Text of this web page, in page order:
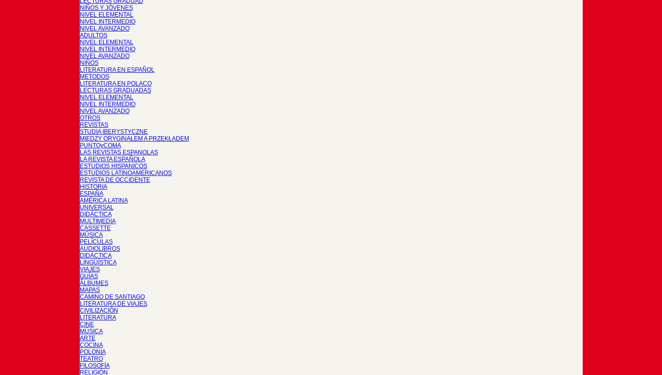
NIÑOS Y JÓVENES
NIVEL ELEMENTAL
NIVEL INTERMEDIO
NIVEL AVANZADO
ADULTOS
NIVEL ELEMENTAL
NIVEL INTERMEDIO
NIVEL AVANZADO
NIÑOS
LITERATURA EN ESPAÑOL
METODOS
LITERATURA EN POLACO
LECTURAS GRADUADAS
NIVEL ELEMENTAL
NIVEL INTERMEDIO
NIVEL AVANZADO
OTROS
REVISTAS
STUDIA IBERYSTYCZNE
MIĘDZY ORYGINAŁEM A PRZEKŁADEM
PUNTOyCOMA
LAS REVISTAS ESPANOLAS
LA REVISTA ESPAÑOLA
ESTUDIOS HISPANICOS
ESTUDIOS LATINOAMERICANOS
REVISTA DE OCCIDENTE
HISTORIA
ESPAÑA
AMÉRICA LATINA
UNIVERSAL
DIDÁCTICA
MULTIMEDIA
CASSETTE
MÚSICA
PELÍCULAS
AUDIOLIBROS
DIDÁCTICA
LINGÜÍSTICA
VIAJES
GUÍAS
ÁLBUMES
MAPAS
CAMINO DE SANTIAGO
LITERATURA DE VIAJES
CIVILIZACIÓN
LITERATURA
CINE
MÚSICA
ARTE
COCINA
POLONIA
TEATRO
FILOSOFÍA
RELIGIÓN